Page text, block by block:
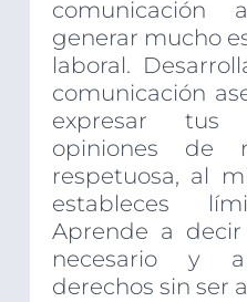
comunicación
generar mucho
laboral.
comunicación
expresar tus
opiniones de
respetuosa, al
estableces
Aprende a decir
necesario y
derechos sin ser